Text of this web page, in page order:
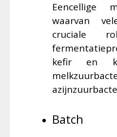
Eencellige
waarvan
cruciale
kefir en
Batch